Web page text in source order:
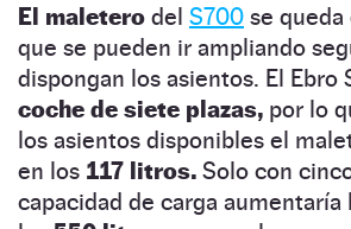
El maletero del S700 se queda
que se pueden ir ampliando
dispongan los asientos. El Ebro
coche de siete plazas, por lo
los asientos disponibles el
en los 117 litros. Solo con
capacidad de carga aumentaría